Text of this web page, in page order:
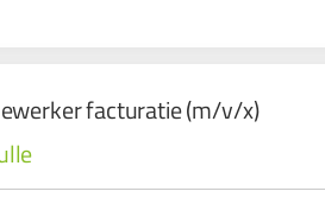
facturatie (m/v/x)